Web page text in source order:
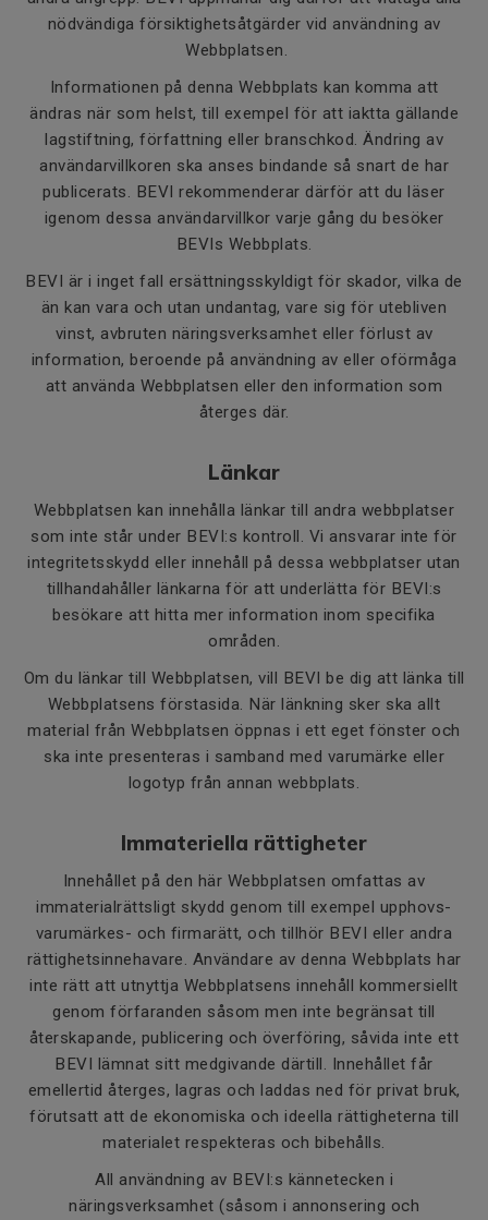
nödvändiga försiktighetsåtgärder vid användning av
Webbplatsen.
Informationen på denna Webbplats kan komma att
ändras när som helst, till exempel för att iaktta gällande
lagstiftning, författning eller branschkod. Ändring av
användarvillkoren ska anses bindande så snart de har
publicerats. BEVI rekommenderar därför att du läser
igenom dessa användarvillkor varje gång du besöker
BEVIs Webbplats.
BEVI är i inget fall ersättningsskyldigt för skador, vilka de
än kan vara och utan undantag, vare sig för utebliven
vinst, avbruten näringsverksamhet eller förlust av
information, beroende på användning av eller oförmåga
att använda Webbplatsen eller den information som
återges där.
Länkar
Webbplatsen kan innehålla länkar till andra webbplatser
som inte står under BEVI:s kontroll. Vi ansvarar inte för
integritetsskydd eller innehåll på dessa webbplatser utan
tillhandahåller länkarna för att underlätta för BEVI:s
besökare att hitta mer information inom specifika
områden.
Om du länkar till Webbplatsen, vill BEVI be dig att länka till
Webbplatsens förstasida. När länkning sker ska allt
material från Webbplatsen öppnas i ett eget fönster och
ska inte presenteras i samband med varumärke eller
logotyp från annan webbplats.
Immateriella rättigheter
Innehållet på den här Webbplatsen omfattas av
immaterialrättsligt skydd genom till exempel upphovs-
varumärkes- och firmarätt, och tillhör BEVI eller andra
rättighetsinnehavare. Användare av denna Webbplats har
inte rätt att utnyttja Webbplatsens innehåll kommersiellt
genom förfaranden såsom men inte begränsat till
återskapande, publicering och överföring, såvida inte ett
BEVI lämnat sitt medgivande därtill. Innehållet får
emellertid återges, lagras och laddas ned för privat bruk,
förutsatt att de ekonomiska och ideella rättigheterna till
materialet respekteras och bibehålls.
All användning av BEVI:s kännetecken i
näringsverksamhet (såsom i annonsering och